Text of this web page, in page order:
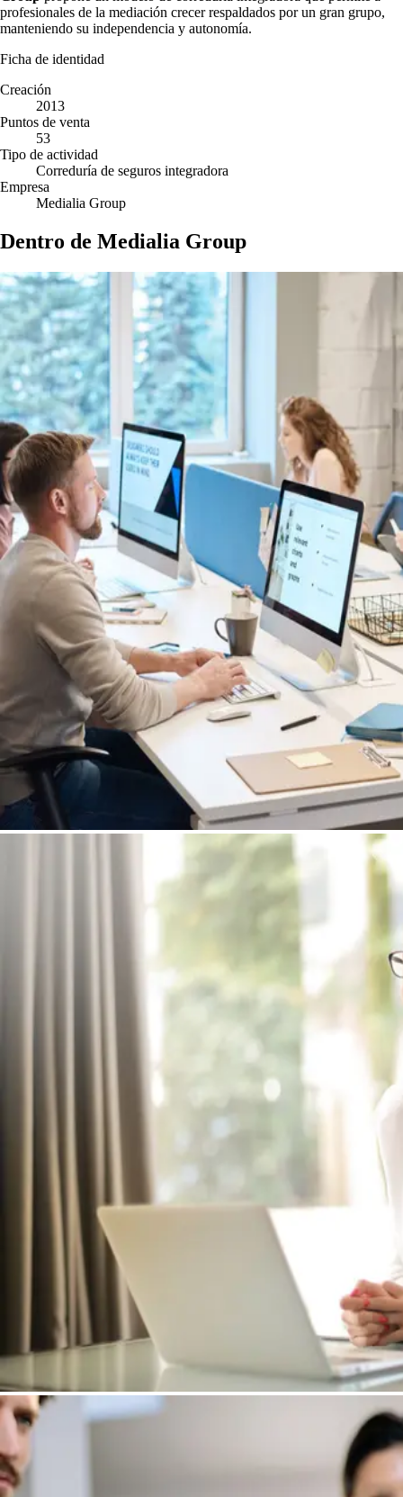
profesionales de la mediación crecer respaldados por un gran grupo,
manteniendo su independencia y autonomía.
Ficha de identidad
Creación
2013
Puntos de venta
53
Tipo de actividad
Correduría de seguros integradora
Empresa
Medialia Group
Dentro de Medialia Group